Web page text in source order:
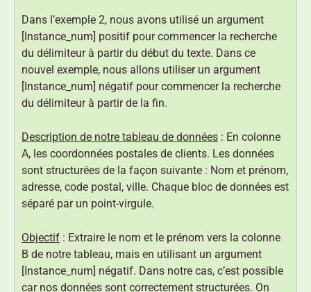
Dans l’exemple 2, nous avons utilisé un argument
[Instance_num] positif pour commencer la recherche
du délimiteur à partir du début du texte. Dans ce
nouvel exemple, nous allons utiliser un argument
[Instance_num] négatif pour commencer la recherche
du délimiteur à partir de la fin.
Description de notre tableau de données : En colonne
A, les coordonnées postales de clients. Les données
sont structurées de la façon suivante : Nom et prénom,
adresse, code postal, ville. Chaque bloc de données est
séparé par un point-virgule.
Objectif : Extraire le nom et le prénom vers la colonne
B de notre tableau, mais en utilisant un argument
[Instance_num] négatif. Dans notre cas, c’est possible
car nos données sont correctement structurées. On